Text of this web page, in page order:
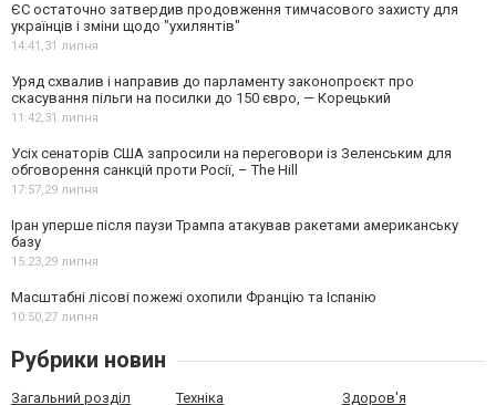
ЄС остаточно затвердив продовження тимчасового захисту для
українців і зміни щодо "ухилянтів"
14:41,31 липня
Уряд схвалив і направив до парламенту законопроєкт про
скасування пільги на посилки до 150 євро, — Корецький
11:42,31 липня
Усіх сенаторів США запросили на переговори із Зеленським для
обговорення санкцій проти Росії, – The Hill
17:57,29 липня
Іран уперше після паузи Трампа атакував ракетами американську
базу
15:23,29 липня
Масштабні лісові пожежі охопили Францію та Іспанію
10:50,27 липня
Рубрики новин
Загальний розділ Техніка Здоров'я